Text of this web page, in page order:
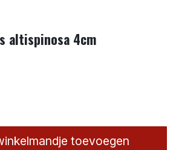
altispinosa 4cm
toevoegen